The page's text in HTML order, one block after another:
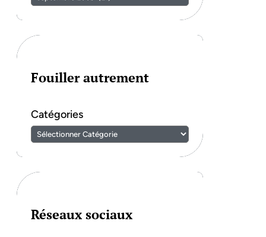
Fouiller autrement
Catégories
Réseaux sociaux